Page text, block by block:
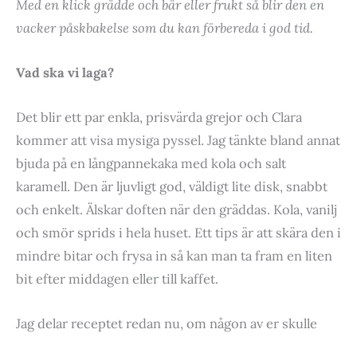
Med en klick grädde och bär eller frukt så blir den en
vacker påskbakelse som du kan förbereda i god tid.
Vad ska vi laga?
Det blir ett par enkla, prisvärda grejor och Clara
kommer att visa mysiga pyssel. Jag tänkte bland annat
bjuda på en långpannekaka med kola och salt
karamell. Den är ljuvligt god, väldigt lite disk, snabbt
och enkelt. Älskar doften när den gräddas. Kola, vanilj
och smör sprids i hela huset. Ett tips är att skära den i
mindre bitar och frysa in så kan man ta fram en liten
bit efter middagen eller till kaffet.
Jag delar receptet redan nu, om någon av er skulle